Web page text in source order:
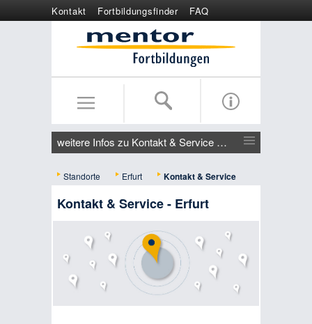
Kontakt Fortbildungsfinder
FAQ
Online anmelden
Wertgutschein
weitere Infos zu Kontakt & Service - Erfurt
Standorte Erfurt Kontakt & Service
Kontakt & Service - Erfurt